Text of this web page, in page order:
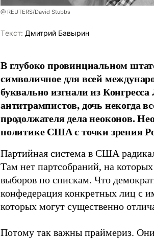
@ REUTERS/David Stubbs
Tекст: Дмитрий Бавырин
В глубоко провинциальном
символичное для всей
буквально изгнали из
антитрампистов, дочь некогда
продолжателя дела неоконов.
политике США с точки зрения
Партийная система в США
Там нет партсобраний, на
выборов по спискам. Что
конфедерация конкретных лиц с
которых могут существенно
Потому так важны праймериз.